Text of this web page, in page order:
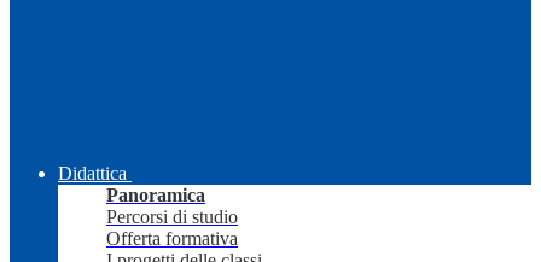
Didattica
Panoramica
Percorsi di studio
Offerta formativa